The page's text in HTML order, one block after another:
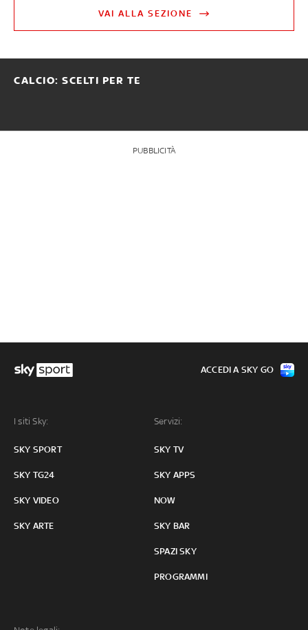
VAI ALLA SEZIONE
CALCIO: SCELTI PER TE
PUBBLICITÀ
I siti Sky:
SKY SPORT
SKY TG24
SKY VIDEO
SKY ARTE
Servizi:
SKY TV
SKY APPS
NOW
SKY BAR
SPAZI SKY
PROGRAMMI
ACCEDI A SKY GO